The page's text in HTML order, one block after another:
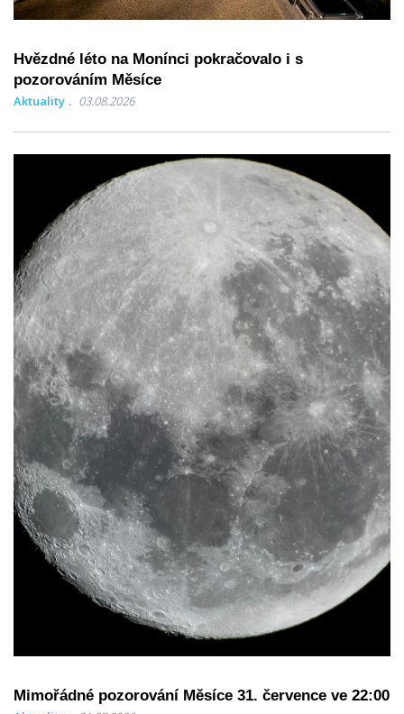
Hvězdné léto na Monínci pokračovalo i s
pozorováním Měsíce
Aktuality 03.08.2026
Mimořádné pozorování Měsíce 31. července ve 22:00